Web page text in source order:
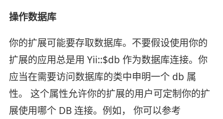
操作数据库
你的扩展可能要存取数据库。不要假设使用你的
扩展的应用总是用 Yii::$db 作为数据库连接。你
应当在需要访问数据库的类中申明一个 db 属
性。 这个属性允许你的扩展的用户可定制你的扩
展使用哪个 DB 连接。例如， 你可以参考